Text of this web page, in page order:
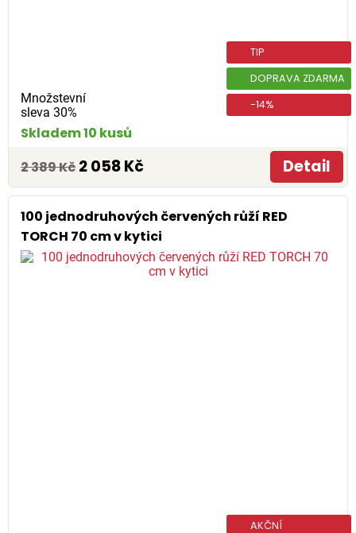
Množstevní
sleva 30%
TIP
DOPRAVA ZDARMA
-14%
Skladem 10 kusů
2 389 Kč 2 058 Kč Detail
100 jednodruhových červených růží RED
TORCH 70 cm v kytici
AKČNÍ